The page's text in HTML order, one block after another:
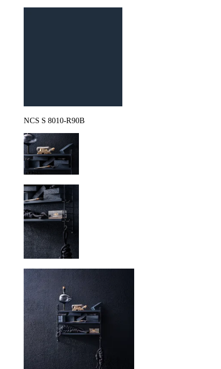
NCS S 8010-R90B